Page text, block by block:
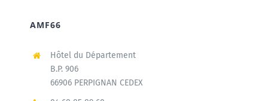
AMF66
Hôtel du Département
B.P. 906
66906 PERPIGNAN CEDEX